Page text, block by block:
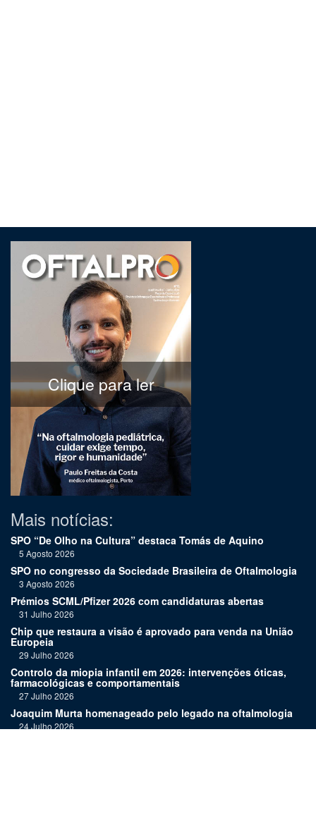
Clique para ler
Mais notícias:
SPO “De Olho na Cultura” destaca Tomás de Aquino
5 Agosto 2026
SPO no congresso da Sociedade Brasileira de Oftalmologia
3 Agosto 2026
Prémios SCML/Pfizer 2026 com candidaturas abertas
31 Julho 2026
Chip que restaura a visão é aprovado para venda na União
Europeia
29 Julho 2026
Controlo da miopia infantil em 2026: intervenções óticas,
farmacológicas e comportamentais
27 Julho 2026
Joaquim Murta homenageado pelo legado na oftalmologia
24 Julho 2026